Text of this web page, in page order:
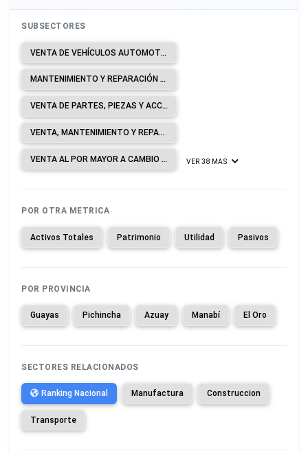
SUBSECTORES
VENTA DE VEHÍCULOS AUTOMOTORES.
MANTENIMIENTO Y REPARACIÓN DE VEHÍCULOS AUTOMOTORES.
VENTA DE PARTES, PIEZAS Y ACCESORIOS PARA VEHÍCULOS AUTOMOTORES.
VENTA, MANTENIMIENTO Y REPARACIÓN DE MOTOCICLETAS Y DE SUS PARTES, PIEZAS Y ACCESORIOS.
VENTA AL POR MAYOR A CAMBIO DE UNA COMISIÓN O POR CONTRATO. VER 38 MAS
POR OTRA METRICA
Activos Totales Patrimonio Utilidad Pasivos
POR PROVINCIA
Guayas Pichincha Azuay Manabí El Oro
SECTORES RELACIONADOS
Ranking Nacional Manufactura Construccion
Transporte